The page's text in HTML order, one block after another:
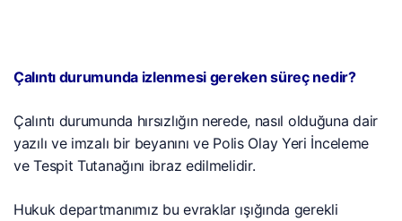
Çalıntı durumunda izlenmesi gereken süreç nedir?
Çalıntı durumunda hırsızlığın nerede, nasıl olduğuna dair
yazılı ve imzalı bir beyanını ve Polis Olay Yeri İnceleme
ve Tespit Tutanağını ibraz edilmelidir.
Hukuk departmanımız bu evraklar ışığında gerekli